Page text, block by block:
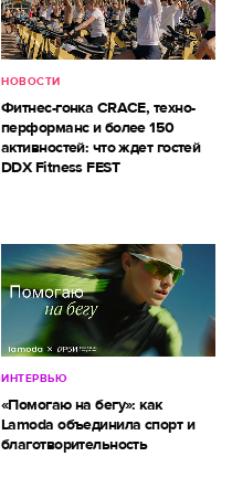
НОВОСТИ
Фитнес-гонка CRACE, техно-
перформанс и более 150
активностей: что ждет гостей
DDX Fitness FEST
ИНТЕРВЬЮ
«Помогаю на бегу»: как
Lamoda объединила спорт и
благотворительность